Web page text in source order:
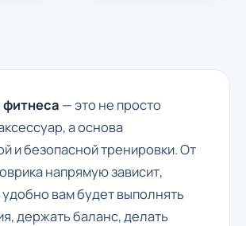
фитнеса — это не просто
а основа
и безопасной тренировки. От
напрямую зависит,
вам будет выполнять
держать баланс, делать